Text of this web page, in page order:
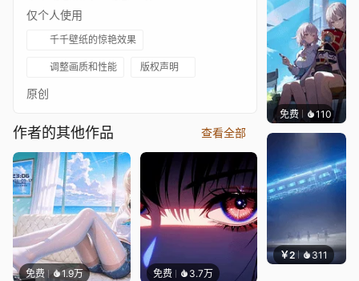
仅个人使用
千千壁纸的惊艳效果
调整画质和性能 版权声明
原创
作者的其他作品 查看全部
免费 1.9万 免费 3.7万
免费 110
￥2 311 栩